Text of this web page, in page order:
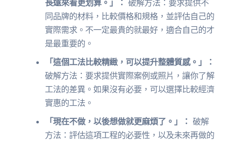
長遠來看更划算。」： 破解方法：要求提供不
同品牌的材料，比較價格和規格，並評估自己的
實際需求。不一定最貴的就最好，適合自己的才
是最重要的。
「這個工法比較精緻，可以提升整體質感。」：
破解方法：要求提供實際案例或照片，讓你了解
工法的差異。如果沒有必要，可以選擇比較經濟
實惠的工法。
「現在不做，以後想做就更麻煩了。」： 破解
方法：評估這項工程的必要性，以及未來再做的